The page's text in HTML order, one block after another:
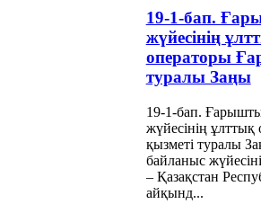
туралы
еңбектенуге
келушілерді
19-1-бап.
жүйесінің
операторы
туралы Заңы
19-1-бап.
жүйесінің
қызметі туралы
байланыс
– Қазақстан
айқынд...